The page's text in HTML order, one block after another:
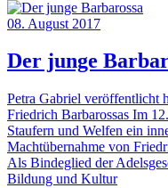
08. August 2017
Der junge
Petra Gabriel veröffentlicht
Friedrich Barbarossas Im
Staufern und Welfen ein
Machtübernahme von
Als Bindeglied der
Bildung und Kultur